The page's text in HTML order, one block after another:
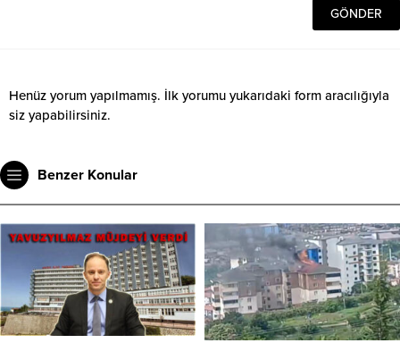
Henüz yorum yapılmamış. İlk yorumu yukarıdaki form aracılığıyla
siz yapabilirsiniz.
Benzer Konular